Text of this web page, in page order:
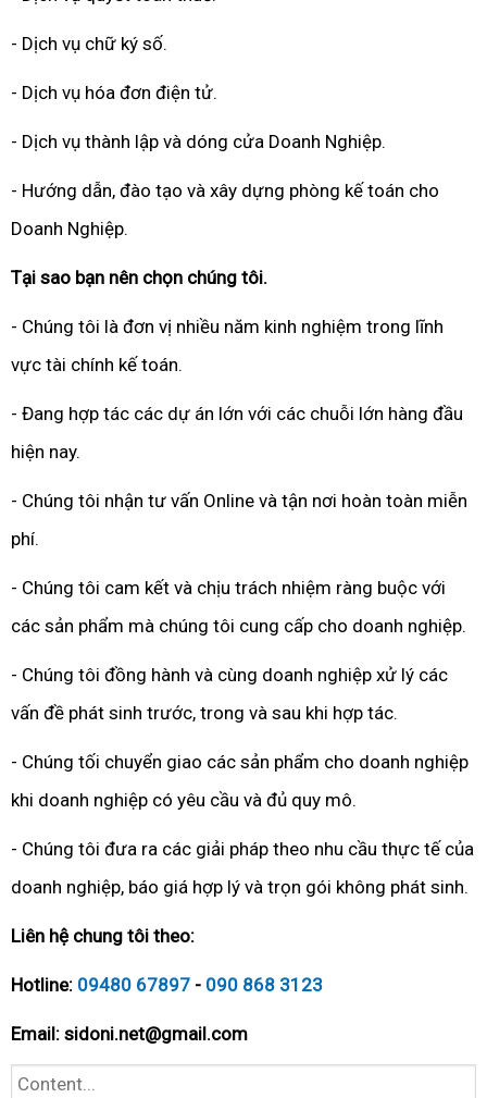
- Dịch vụ chữ ký số.
- Dịch vụ hóa đơn điện tử.
- Dịch vụ thành lập và dóng cửa Doanh Nghiệp.
- Hướng dẫn, đào tạo và xây dựng phòng kế toán cho
Doanh Nghiệp.
Tại sao bạn nên chọn chúng tôi.
- Chúng tôi là đơn vị nhiều năm kinh nghiệm trong lĩnh
vực tài chính kế toán.
- Đang hợp tác các dự án lớn với các chuỗi lớn hàng đầu
hiện nay.
- Chúng tôi nhận tư vấn Online và tận nơi hoàn toàn miễn
phí.
- Chúng tôi cam kết và chịu trách nhiệm ràng buộc với
các sản phẩm mà chúng tôi cung cấp cho doanh nghiệp.
- Chúng tôi đồng hành và cùng doanh nghiệp xử lý các
vấn đề phát sinh trước, trong và sau khi hợp tác.
- Chúng tối chuyển giao các sản phẩm cho doanh nghiệp
khi doanh nghiệp có yêu cầu và đủ quy mô.
- Chúng tôi đưa ra các giải pháp theo nhu cầu thực tế của
doanh nghiệp, báo giá hợp lý và trọn gói không phát sinh.
Liên hệ chung tôi theo:
Hotline: 09480 67897 - 090 868 3123
Email: sidoni.net@gmail.com